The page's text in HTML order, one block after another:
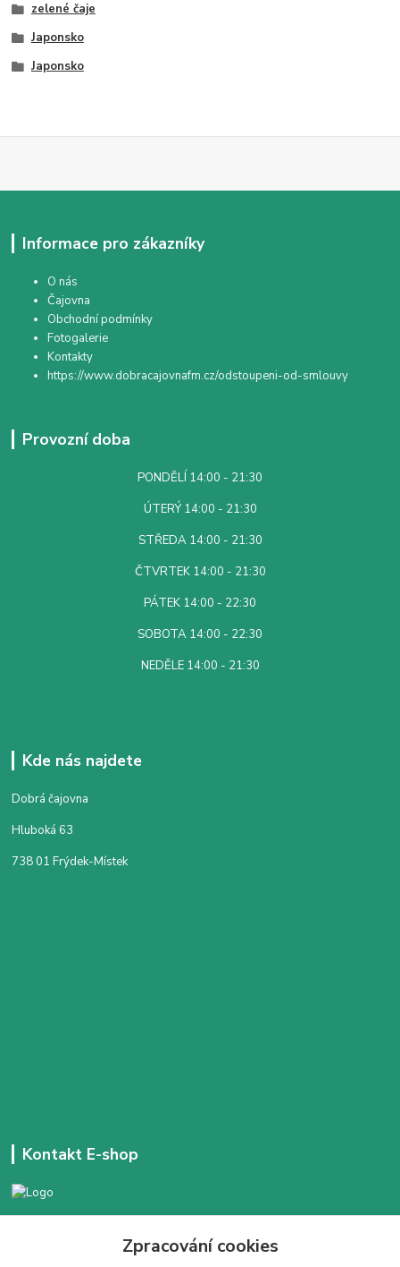
zelené čaje
Japonsko
Japonsko
Informace pro zákazníky
O nás
Čajovna
Obchodní podmínky
Fotogalerie
Kontakty
https://www.dobracajovnafm.cz/odstoupeni-od-smlouvy
Provozní doba
PONDĚLÍ 14:00 - 21:30
ÚTERÝ 14:00 - 21:30
STŘEDA 14:00 - 21:30
ČTVRTEK 14:00 - 21:30
PÁTEK 14:00 - 22:30
SOBOTA 14:00 - 22:30
NEDĚLE 14:00 - 21:30
Kde nás najdete
Dobrá čajovna
Hluboká 63
738 01 Frýdek-Místek
Kontakt E-shop
Denně 14:00 - 21:30 hodZpracování cookies